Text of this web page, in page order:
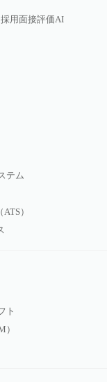
採用面接評価AI
テム
）
ト